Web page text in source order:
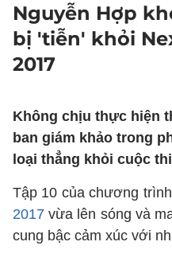
Nguyễn Hợp
bị 'tiễn' khỏi
2017
Không chịu thực hiện
ban giám khảo trong
loại thẳng khỏi cuộc
Tập 10 của chương trình
2017 vừa lên sóng và
cung bậc cảm xúc với